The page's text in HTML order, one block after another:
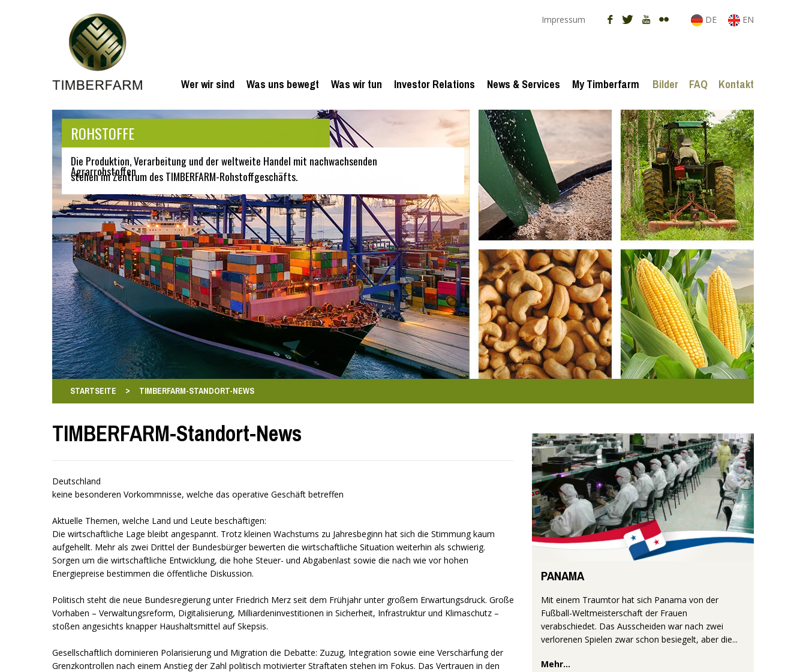
Impressum DE EN
Wer wir sind Was uns bewegt Was wir tun Investor Relations News & Services My Timberfarm Bilder FAQ Kontakt
ROHSTOFFE
Die Produktion, Verarbeitung und der weltweite Handel mit nachwachsenden
Agrarrohstoffen
stehen im Zentrum des TIMBERFARM-Rohstoffgeschäfts.
STARTSEITE > TIMBERFARM-STANDORT-NEWS
TIMBERFARM-Standort-News
Deutschland
keine besonderen Vorkommnisse, welche das operative Geschäft betreffen
Aktuelle Themen, welche Land und Leute beschäftigen:
Die wirtschaftliche Lage bleibt angespannt. Trotz kleinen Wachstums zu Jahresbeginn hat sich die Stimmung kaum
aufgehellt. Mehr als zwei Drittel der Bundesbürger bewerten die wirtschaftliche Situation weiterhin als schwierig.
Sorgen um die wirtschaftliche Entwicklung, die hohe Steuer- und Abgabenlast sowie die nach wie vor hohen
Energiepreise bestimmen die öffentliche Diskussion.
Politisch steht die neue Bundesregierung unter Friedrich Merz seit dem Frühjahr unter großem Erwartungsdruck. Große
Vorhaben – Verwaltungsreform, Digitalisierung, Milliardeninvestitionen in Sicherheit, Infrastruktur und Klimaschutz –
stoßen angesichts knapper Haushaltsmittel auf Skepsis.
Gesellschaftlich dominieren Polarisierung und Migration die Debatte: Zuzug, Integration sowie eine Verschärfung der
Grenzkontrollen nach einem Anstieg der Zahl politisch motivierter Straftaten stehen im Fokus. Das Vertrauen in den
PANAMA
Mit einem Traumtor hat sich Panama von der
Fußball-Weltmeisterschaft der Frauen
verabschiedet. Das Ausscheiden war nach zwei
verlorenen Spielen zwar schon besiegelt, aber die...
Mehr...